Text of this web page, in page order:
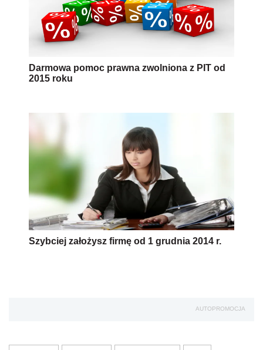
Darmowa pomoc prawna zwolniona z PIT od
2015 roku
Szybciej założysz firmę od 1 grudnia 2014 r.
AUTOPROMOCJA